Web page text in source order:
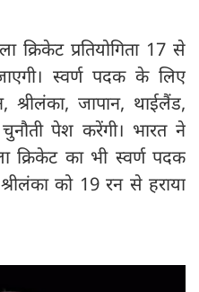
प्रतियोगिता 17 से
स्वर्ण पदक के लिए
श्रीलंका, जापान, थाईलैंड,
पेश करेंगी। भारत ने
क्रिकेट का भी स्वर्ण पदक
को 19 रन से हराया